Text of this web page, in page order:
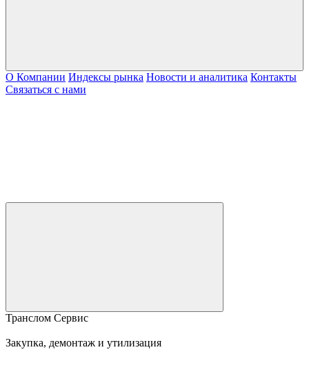
О Компании Индексы рынка Новости и аналитика Контакты
Связаться с нами
Транслом Сервис
Закупка, демонтаж и утилизация